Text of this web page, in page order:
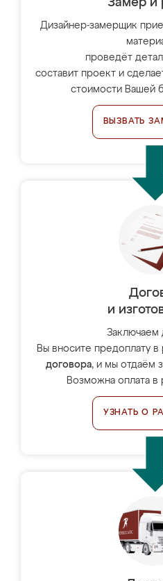
Замер и
Дизайнер-замерщик
проведёт
составит проект и
стоимости Вашей
ВЫЗВАТЬ
и
Заключаем
Вы вносите предоплату в
договора, и мы отдаём
Возможна оплата в
УЗНАТЬ О